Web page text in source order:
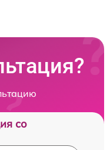
со